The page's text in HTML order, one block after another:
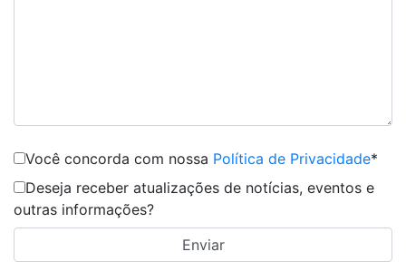
Você concorda com nossa Política de Privacidade*
Deseja receber atualizações de notícias, eventos e
outras informações?